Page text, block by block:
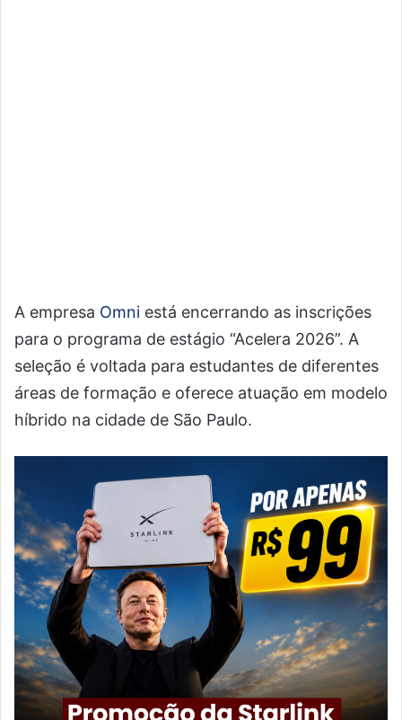
A empresa Omni está encerrando as inscrições
para o programa de estágio “Acelera 2026”. A
seleção é voltada para estudantes de diferentes
áreas de formação e oferece atuação em modelo
híbrido na cidade de São Paulo.